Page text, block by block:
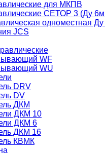
для МКПВ
СЕТОР 3 (Ду
одноместная Ду
JCS
WF
WU
DRV
DV
ДКМ
ДКМ 10
ДКМ 6
ДКМ 16
КВМК